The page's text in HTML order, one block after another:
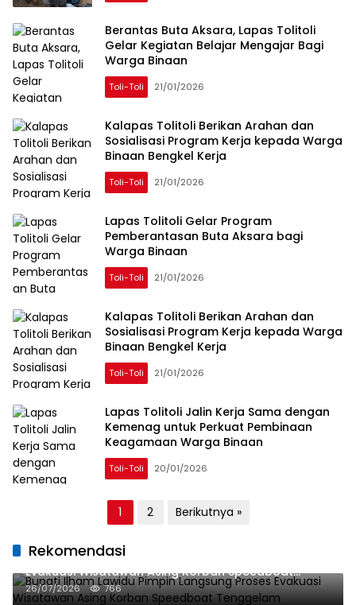
Berantas Buta Aksara, Lapas Tolitoli
Gelar Kegiatan Belajar Mengajar Bagi
Warga Binaan
Toli-Toli 21/01/2026
Kalapas Tolitoli Berikan Arahan dan
Sosialisasi Program Kerja kepada Warga
Binaan Bengkel Kerja
Toli-Toli 21/01/2026
Lapas Tolitoli Gelar Program
Pemberantasan Buta Aksara bagi
Warga Binaan
Toli-Toli 21/01/2026
Kalapas Tolitoli Berikan Arahan dan
Sosialisasi Program Kerja kepada Warga
Binaan Bengkel Kerja
Toli-Toli 21/01/2026
Lapas Tolitoli Jalin Kerja Sama dengan
Kemenag untuk Perkuat Pembinaan
Keagamaan Warga Binaan
Toli-Toli 20/01/2026
1 2 Berikutnya »
Rekomendasi
Bupati Ilham Lawidu Pimpin Langsung Proses
Evakuasi Wisatawan Asing Korban Speedboat
Tenggelam
26/07/2026 766